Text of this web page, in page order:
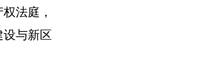
法庭，
与新区